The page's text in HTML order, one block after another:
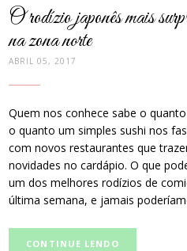
O rodízio japonês mais
na zona norte
ABRIL 05, 2017
Quem nos conhece sabe o
o quanto um simples sushi nos
com novos restaurantes que
novidades no cardápio. O que
um dos melhores rodízios de
última semana, e jamais
CONTINUE LENDO